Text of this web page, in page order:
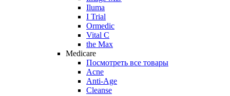
Iluma
I Trial
Ormedic
Vital C
the Max
Medicare
Посмотреть все товары
Acne
Anti‑Age
Cleanse